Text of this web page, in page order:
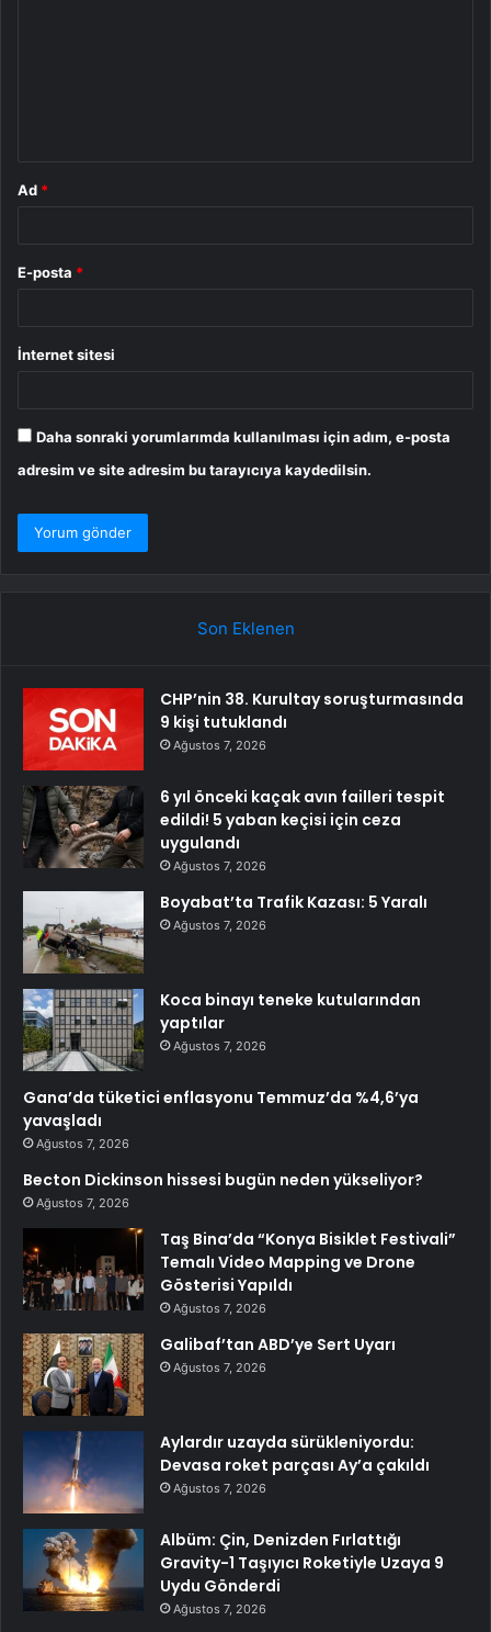
Ad *
E-posta *
İnternet sitesi
Daha sonraki yorumlarımda kullanılması için adım, e-posta
adresim ve site adresim bu tarayıcıya kaydedilsin.
Son Eklenen
CHP’nin 38. Kurultay soruşturmasında
9 kişi tutuklandı
Ağustos 7, 2026
6 yıl önceki kaçak avın failleri tespit
edildi! 5 yaban keçisi için ceza
uygulandı
Ağustos 7, 2026
Boyabat’ta Trafik Kazası: 5 Yaralı
Ağustos 7, 2026
Koca binayı teneke kutularından
yaptılar
Ağustos 7, 2026
Gana’da tüketici enflasyonu Temmuz’da %4,6’ya
yavaşladı
Ağustos 7, 2026
Becton Dickinson hissesi bugün neden yükseliyor?
Ağustos 7, 2026
Taş Bina’da “Konya Bisiklet Festivali”
Temalı Video Mapping ve Drone
Gösterisi Yapıldı
Ağustos 7, 2026
Galibaf’tan ABD’ye Sert Uyarı
Ağustos 7, 2026
Aylardır uzayda sürükleniyordu:
Devasa roket parçası Ay’a çakıldı
Ağustos 7, 2026
Albüm: Çin, Denizden Fırlattığı
Gravity-1 Taşıyıcı Roketiyle Uzaya 9
Uydu Gönderdi
Ağustos 7, 2026